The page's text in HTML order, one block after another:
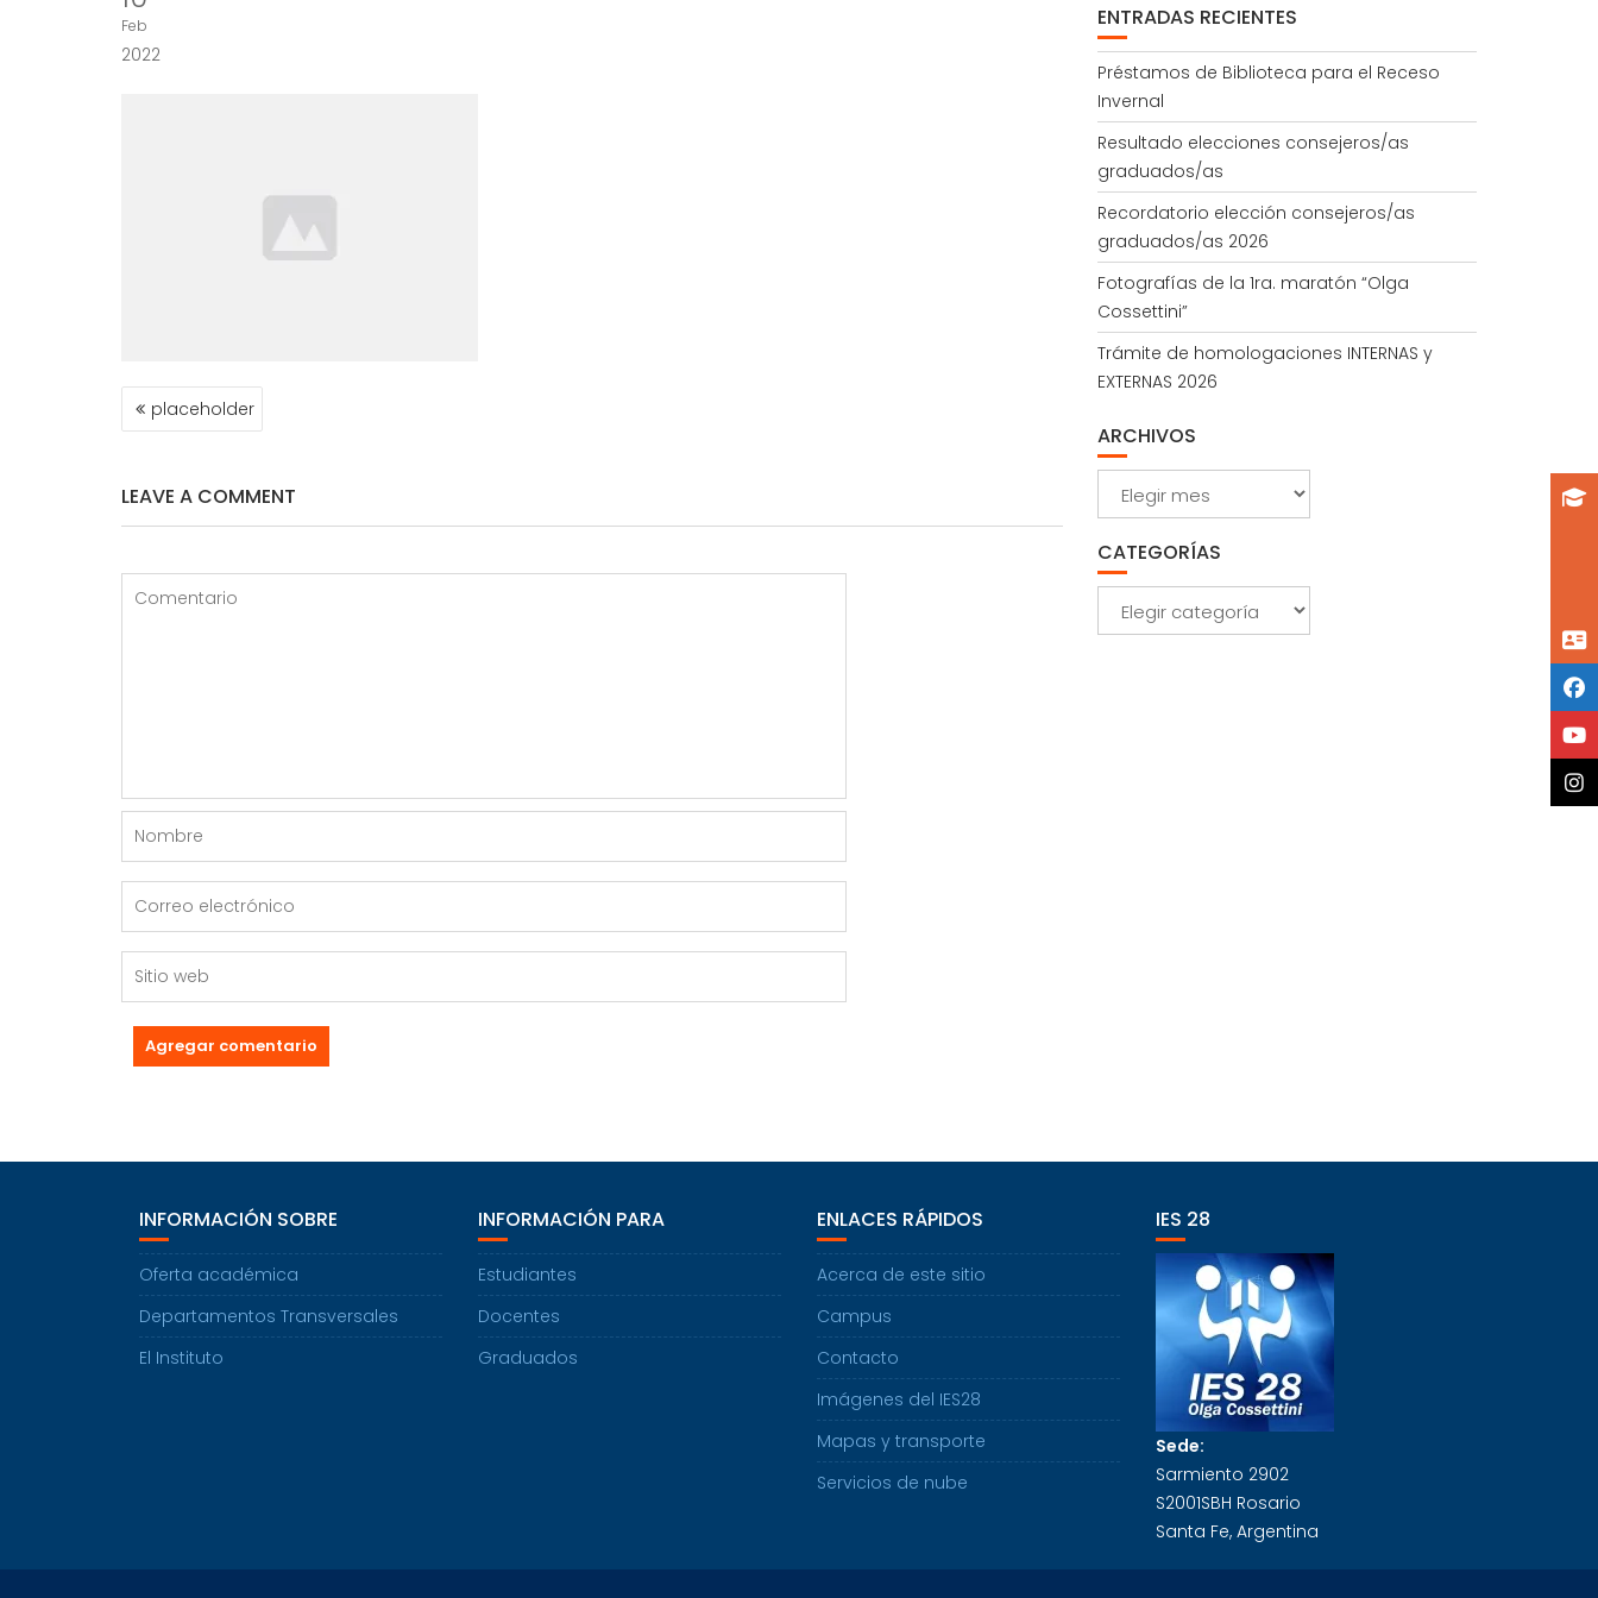
Feb
2022
NAVEGACIÓN
DEplaceholder
LEAVE A COMMENT
ENTRADAS RECIENTES
Préstamos de Biblioteca para el Receso
Invernal
Resultado elecciones consejeros/as
graduados/as
Recordatorio elección consejeros/as
graduados/as 2026
Fotografías de la 1ra. maratón “Olga
Cossettini”
Trámite de homologaciones INTERNAS y
EXTERNAS 2026
ARCHIVOS
Archivos
CATEGORÍAS
Categorías
INFORMACIÓN SOBRE
Oferta académica
Departamentos Transversales
El Instituto
INFORMACIÓN PARA
Estudiantes
Docentes
Graduados
ENLACES RÁPIDOS
Acerca de este sitio
Campus
Contacto
Imágenes del IES28
Mapas y transporte
Servicios de nube
IES 28
Sede:
Sarmiento 2902
S2001SBH Rosario
Santa Fe, Argentina